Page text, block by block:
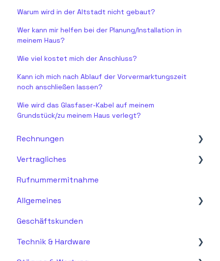
Warum wird in der Altstadt nicht gebaut?
Wer kann mir helfen bei der Planung/Installation in
meinem Haus?
Wie viel kostet mich der Anschluss?
Kann ich mich nach Ablauf der Vorvermarktungszeit
noch anschließen lassen?
Wie wird das Glasfaser-Kabel auf meinem
Grundstück/zu meinem Haus verlegt?
Rechnungen
Fragen zur Rechnung
Vertragliches
Vertragsdetails & Vertragsdokumente
Änderungen & Anpassungen
Kündigung & Verlängerung
Rufnummermitnahme
Allgemeines
Allgemein
Fragen zu Glasfaser
Geschäftskunden
Technik & Hardware